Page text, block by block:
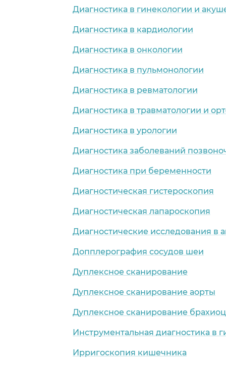
Диагностика в гинекологии и
Диагностика в кардиологии
Диагностика в онкологии
Диагностика в пульмонологии
Диагностика в ревматологии
Диагностика в травматологии и
Диагностика в урологии
Диагностика заболеваний
Диагностика при беременности
Диагностическая гистероскопия
Диагностическая лапароскопия
Диагностические исследования в
Допплерография сосудов шеи
Дуплексное сканирование
Дуплексное сканирование аорты
Дуплексное сканирование
Инструментальная диагностика в
Ирригоскопия кишечника